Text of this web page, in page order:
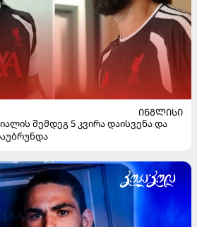
ᲘᲜᲒᲚᲘᲡᲘ
შემდეგ 5 კვირა დაისვენა და